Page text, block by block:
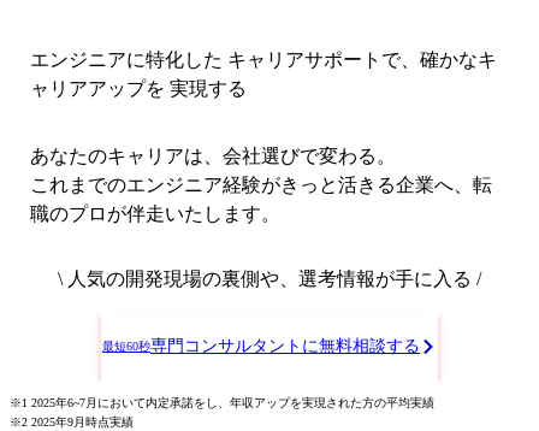
エンジニアに特化した キャリアサポートで、 確かなキ
ャリアアップを 実現する
あなたのキャリアは、会社選びで変わる。
これまでのエンジニア経験がきっと活きる企業へ、転
職のプロが伴走いたします。
\ 人気の開発現場の裏側や、選考情報が手に入る /
最短60秒専門コンサルタントに無料相談する
※1 2025年6~7月において内定承諾をし、年収アップを実現された方の平均実績
※2 2025年9月時点実績